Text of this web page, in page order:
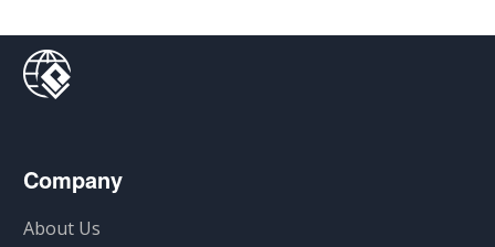
Company
About Us